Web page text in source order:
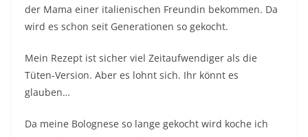
der Mama einer italienischen Freundin bekommen. Da
wird es schon seit Generationen so gekocht.
Mein Rezept ist sicher viel Zeitaufwendiger als die
Tüten-Version. Aber es lohnt sich. Ihr könnt es
glauben…
Da meine Bolognese so lange gekocht wird koche ich